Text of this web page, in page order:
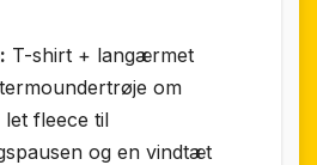
T-shirt + langærmet
om
fleece til
og en vindtæt